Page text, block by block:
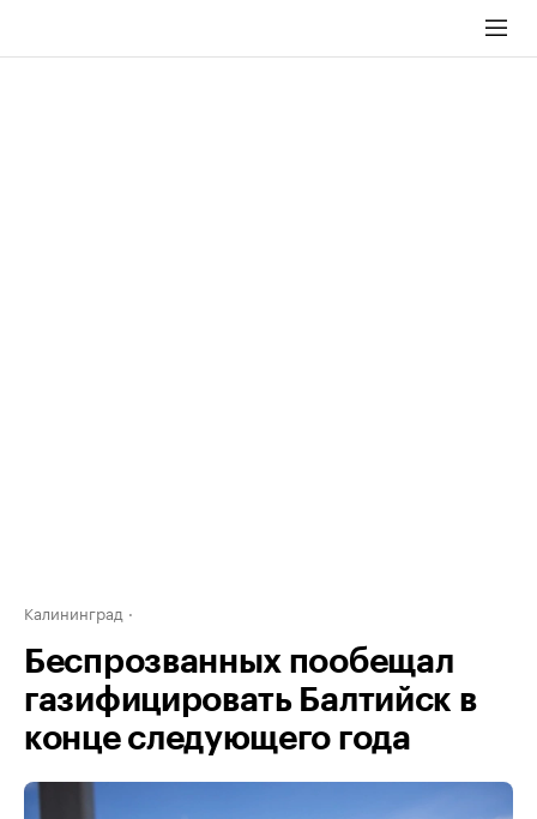
Калининград
Беспрозванных пообещал
газифицировать Балтийск в
конце следующего года